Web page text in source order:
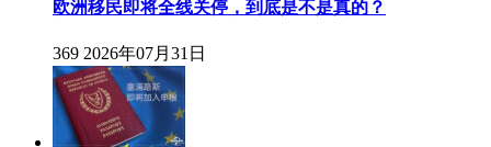
欧洲移民即将全线关停，到底是不是真的？
369 2026年07月31日